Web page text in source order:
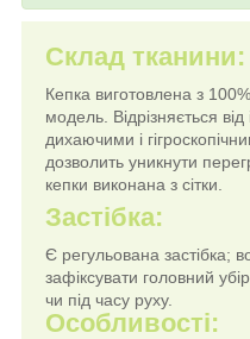
Склад тканини:
Кепка виготовлена з
модель. Відрізняється
дихаючими і
дозволить уникнути
кепки виконана з сітки.
Застібка:
Є регульована застібка;
зафіксувати головний
чи під часу руху.
Особливості: